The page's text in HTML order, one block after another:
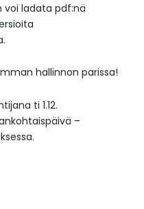
ladata pdf:nä
hallinnon parissa!
ti 1.12.
–